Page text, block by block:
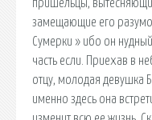
пришельцы,
замещающие его
Сумерки » ибо он
часть если. Приехав в
отцу, молодая девушка
именно здесь она